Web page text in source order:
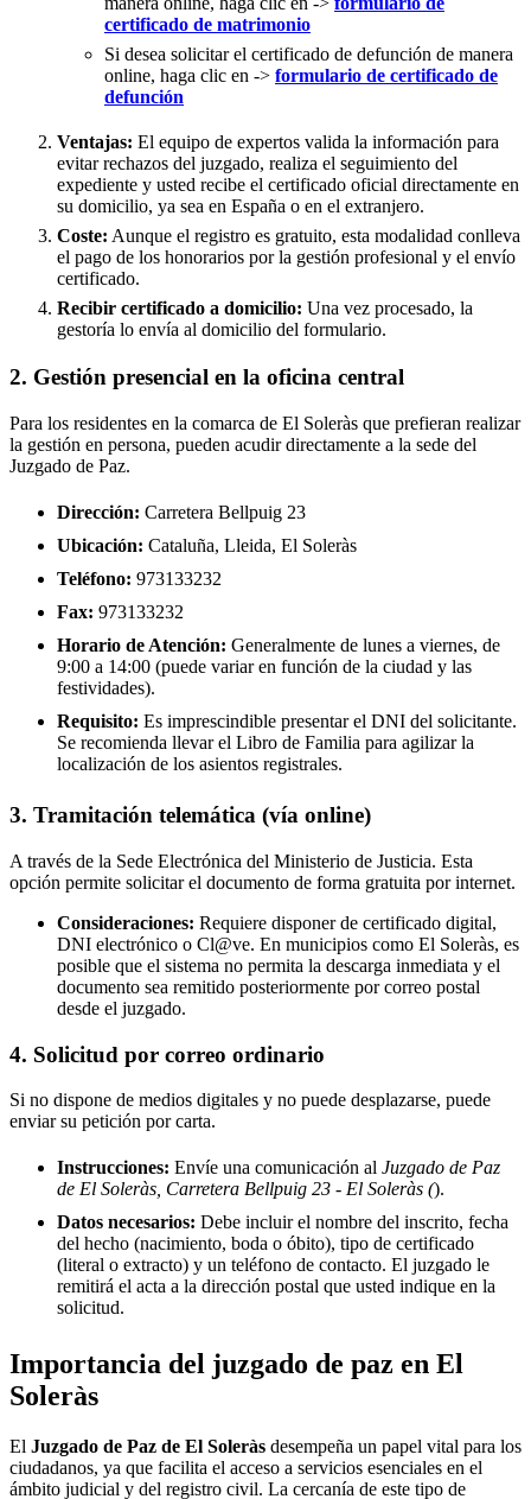
certificado de matrimonio
Si desea solicitar el certificado de defunción de manera
online, haga clic en -> formulario de certificado de
defunción
Ventajas: El equipo de expertos valida la información para
evitar rechazos del juzgado, realiza el seguimiento del
expediente y usted recibe el certificado oficial directamente en
su domicilio, ya sea en España o en el extranjero.
Coste: Aunque el registro es gratuito, esta modalidad conlleva
el pago de los honorarios por la gestión profesional y el envío
certificado.
Recibir certificado a domicilio: Una vez procesado, la
gestoría lo envía al domicilio del formulario.
2. Gestión presencial en la oficina central
Para los residentes en la comarca de El Soleràs que prefieran realizar
la gestión en persona, pueden acudir directamente a la sede del
Juzgado de Paz.
Dirección: Carretera Bellpuig 23
Ubicación: Cataluña, Lleida, El Soleràs
Teléfono: 973133232
Fax: 973133232
Horario de Atención: Generalmente de lunes a viernes, de
9:00 a 14:00 (puede variar en función de la ciudad y las
festividades).
Requisito: Es imprescindible presentar el DNI del solicitante.
Se recomienda llevar el Libro de Familia para agilizar la
localización de los asientos registrales.
3. Tramitación telemática (vía online)
A través de la Sede Electrónica del Ministerio de Justicia. Esta
opción permite solicitar el documento de forma gratuita por internet.
Consideraciones: Requiere disponer de certificado digital,
DNI electrónico o Cl@ve. En municipios como El Soleràs, es
posible que el sistema no permita la descarga inmediata y el
documento sea remitido posteriormente por correo postal
desde el juzgado.
4. Solicitud por correo ordinario
Si no dispone de medios digitales y no puede desplazarse, puede
enviar su petición por carta.
Instrucciones: Envíe una comunicación al Juzgado de Paz
de El Soleràs, Carretera Bellpuig 23 - El Soleràs ().
Datos necesarios: Debe incluir el nombre del inscrito, fecha
del hecho (nacimiento, boda o óbito), tipo de certificado
(literal o extracto) y un teléfono de contacto. El juzgado le
remitirá el acta a la dirección postal que usted indique en la
solicitud.
Importancia del juzgado de paz en El
Soleràs
El Juzgado de Paz de El Soleràs desempeña un papel vital para los
ciudadanos, ya que facilita el acceso a servicios esenciales en el
ámbito judicial y del registro civil. La cercanía de este tipo de